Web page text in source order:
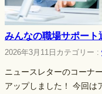
みんなの職場サポート
2026年3月11日 カテゴリー :
ニュースレターのコーナ
アップしました！ 今回